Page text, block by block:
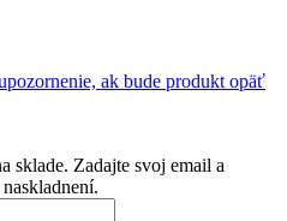
ak bude produkt opäť
sklade. Zadajte svoj email a